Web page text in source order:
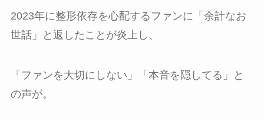
2023年に整形依存を心配するファンに「余計なお
世話」と返したことが炎上し、
「ファンを大切にしない」「本音を隠してる」と
の声が。